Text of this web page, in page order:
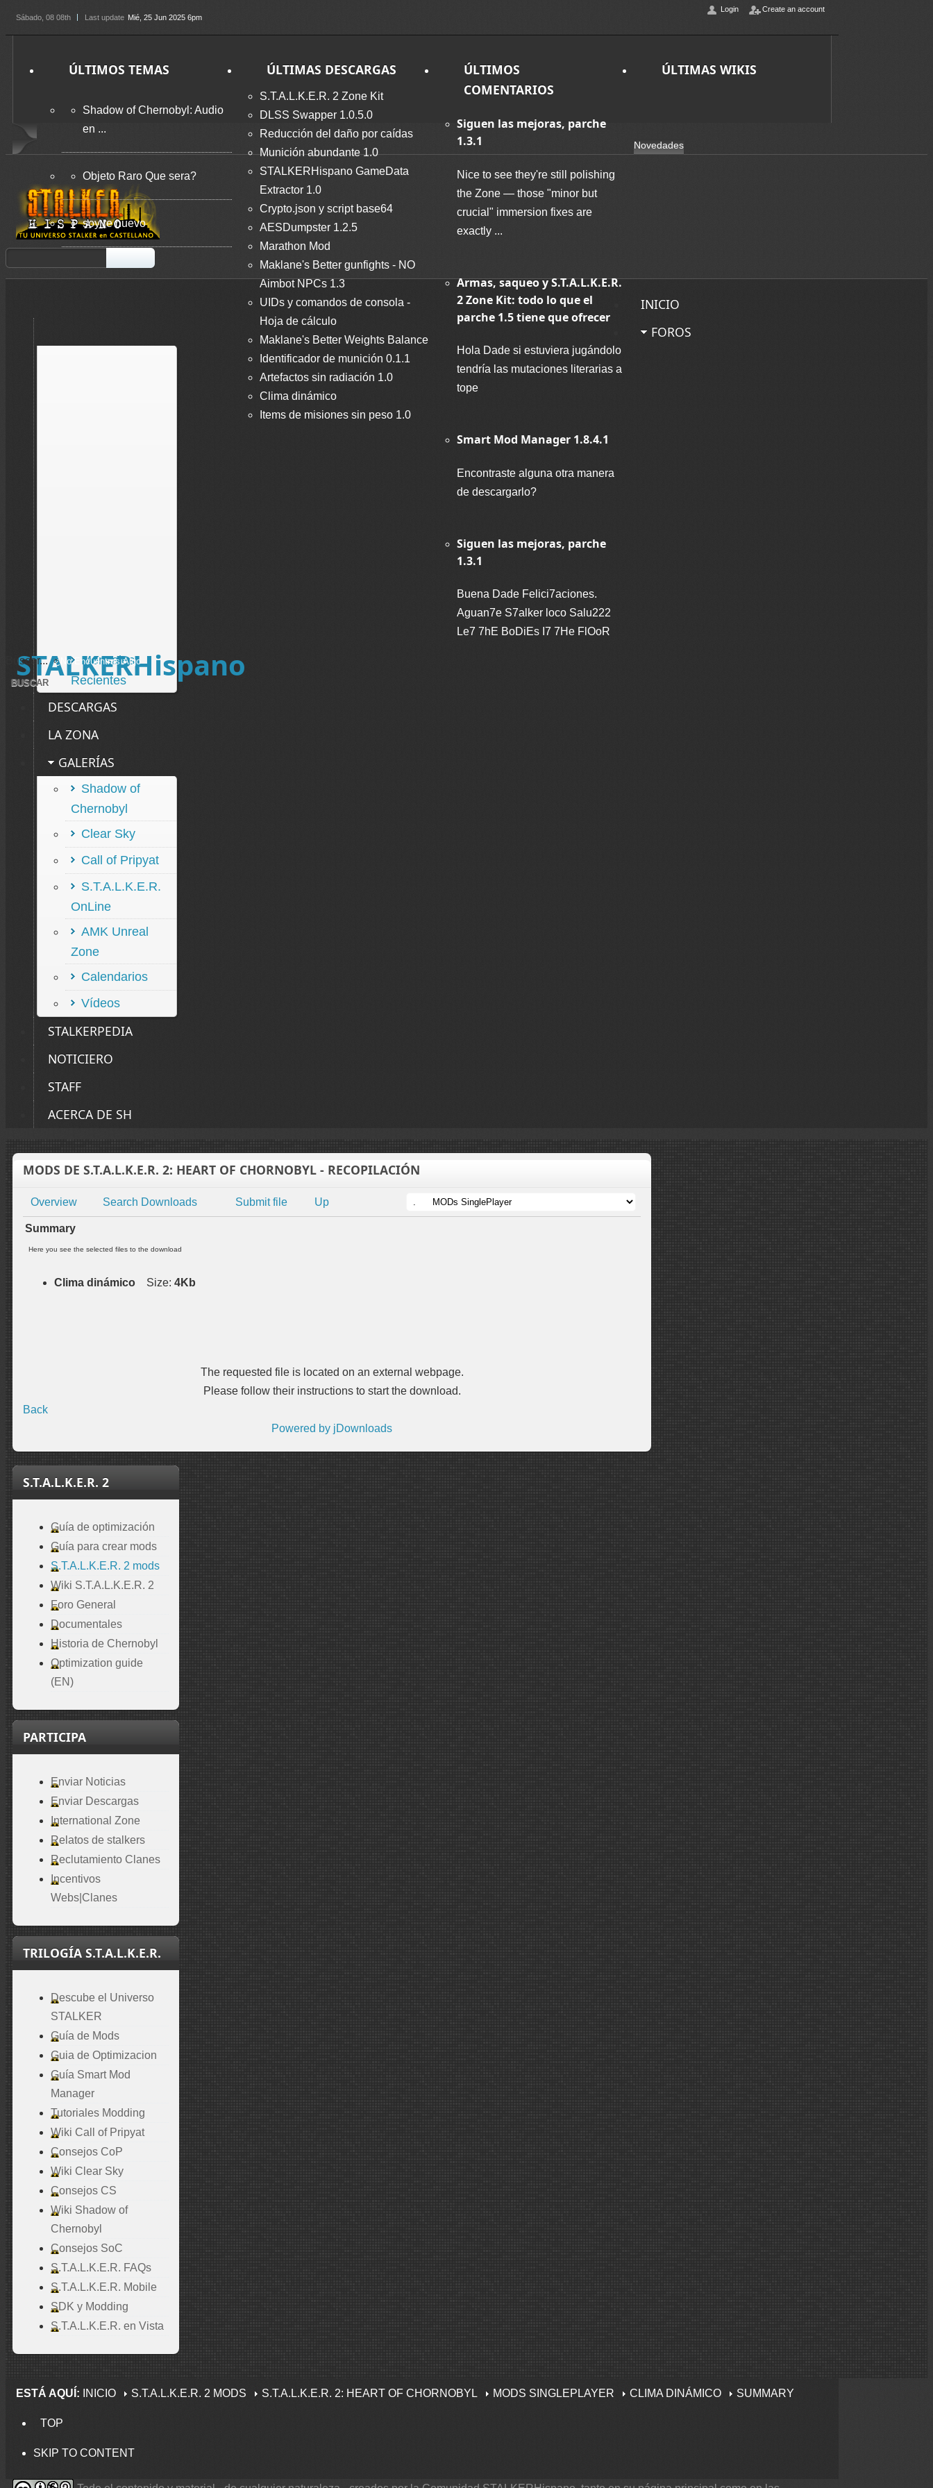
ÚLTIMOS TEMAS
Shadow of Chernobyl: Audio
en ...
Objeto Raro Que sera?
soy re nuevo
ÚLTIMAS DESCARGAS
S.T.A.L.K.E.R. 2 Zone Kit
DLSS Swapper 1.0.5.0
Reducción del daño por caídas
Munición abundante 1.0
STALKERHispano GameData
Extractor 1.0
Crypto.json y script base64
AESDumpster 1.2.5
Marathon Mod
Maklane's Better gunfights - NO
Aimbot NPCs 1.3
UIDs y comandos de consola -
Hoja de cálculo
Maklane's Better Weights Balance
Identificador de munición 0.1.1
Artefactos sin radiación 1.0
Clima dinámico
Items de misiones sin peso 1.0
ÚLTIMOS
COMENTARIOS
Siguen las mejoras, parche
1.3.1
Nice to see they're still polishing
the Zone — those "minor but
crucial" immersion fixes are
exactly ...
Armas, saqueo y S.T.A.L.K.E.R.
2 Zone Kit: todo lo que el
parche 1.5 tiene que ofrecer
Hola Dade si estuviera jugándolo
tendría las mutaciones literarias a
tope
Smart Mod Manager 1.8.4.1
Encontraste alguna otra manera
de descargarlo?
Siguen las mejoras, parche
1.3.1
Buena Dade Felici7aciones.
Aguan7e S7alker loco Salu222
Le7 7hE BoDiEs I7 7He FlOoR
ÚLTIMAS WIKIS
Novedades
STALKERHispano
Buscar...
Sábado , 08 08th Last update Mié, 25 Jun 2025 6pm
Login Create an account
INICIO
FOROS
Mensajes
Recientes
DESCARGAS
LA ZONA
GALERÍAS
Shadow of
Chernobyl
Clear Sky
Call of Pripyat
S.T.A.L.K.E.R.
OnLine
AMK Unreal
Zone
Calendarios
Vídeos
STALKERPEDIA
NOTICIERO
STAFF
ACERCA DE SH
MODS DE S.T.A.L.K.E.R. 2: HEART OF CHORNOBYL - RECOPILACIÓN
Overview Search Downloads Submit file Up
Summary
Here you see the selected files to the download
Clima dinámico Size: 4Kb
The requested file is located on an external webpage.
Please follow their instructions to start the download.
Back
Powered by jDownloads
S.T.A.L.K.E.R. 2
Guía de optimización
Guía para crear mods
S.T.A.L.K.E.R. 2 mods
Wiki S.T.A.L.K.E.R. 2
Foro General
Documentales
Historia de Chernobyl
Optimization guide
(EN)
PARTICIPA
Enviar Noticias
Enviar Descargas
International Zone
Relatos de stalkers
Reclutamiento Clanes
Incentivos
Webs|Clanes
TRILOGÍA S.T.A.L.K.E.R.
Descube el Universo
STALKER
Guía de Mods
Guia de Optimizacion
Guía Smart Mod
Manager
Tutoriales Modding
Wiki Call of Pripyat
Consejos CoP
Wiki Clear Sky
Consejos CS
Wiki Shadow of
Chernobyl
Consejos SoC
S.T.A.L.K.E.R. FAQs
S.T.A.L.K.E.R. Mobile
SDK y Modding
S.T.A.L.K.E.R. en Vista
ESTÁ AQUÍ: INICIO S.T.A.L.K.E.R. 2 MODS S.T.A.L.K.E.R. 2: HEART OF CHORNOBYL MODS SINGLEPLAYER CLIMA DINÁMICO SUMMARY
TOP
SKIP TO CONTENT